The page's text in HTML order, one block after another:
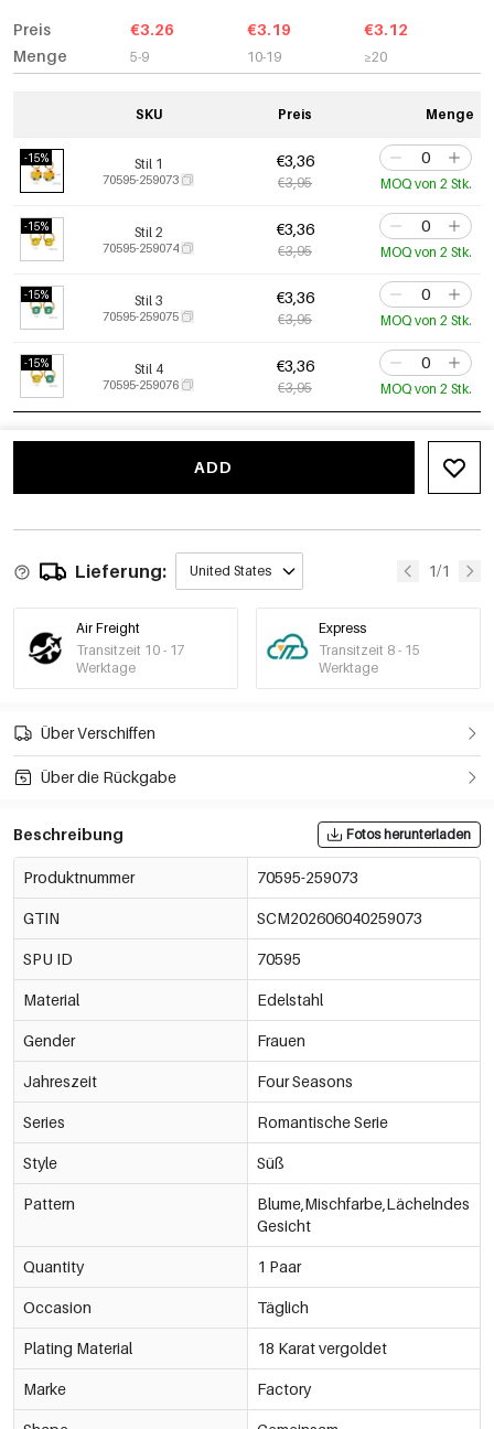
Preis
Menge
€3.26
5-9
€3.19
10-19
€3.12
≥20
SKU Preis Menge
-15% Stil 1
70595-259073
€3,36
€3,95 MOQ von 2 Stk.
-15% Stil 2
70595-259074
€3,36
€3,95 MOQ von 2 Stk.
-15% Stil 3
70595-259075
€3,36
€3,95 MOQ von 2 Stk.
-15% Stil 4
70595-259076
€3,36
€3,95 MOQ von 2 Stk.
ADD
Lieferung: United States 1/1
Air Freight
Transitzeit 10 - 17
Werktage
Express
Transitzeit 8 - 15
Werktage
Über Verschiffen
Über die Rückgabe
Beschreibung Fotos herunterladen
Produktnummer 70595-259073
GTIN SCM202606040259073
SPU ID 70595
Material Edelstahl
Gender Frauen
Jahreszeit Four Seasons
Series Romantische Serie
Style Süß
Pattern
Blume,Mischfarbe,Lächelndes
Gesicht
Quantity 1 Paar
Occasion Täglich
Plating Material 18 Karat vergoldet
Marke Factory